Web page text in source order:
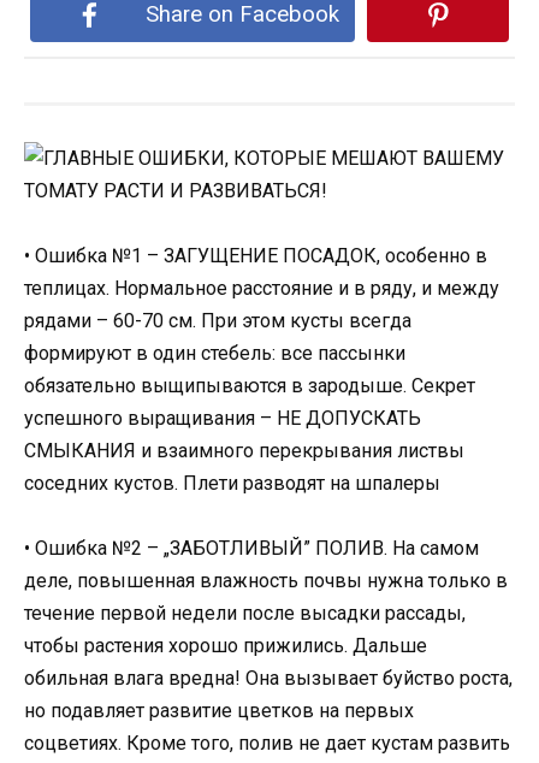
Share on Facebook
• Ошибка №1 – ЗАГУЩЕНИЕ ПОСАДОК, особенно в
теплицах. Нормальное расстояние и в ряду, и между
рядами – 60-70 см. При этом кусты всегда
формируют в один стебель: все пассынки
обязательно выщипываются в зародыше. Секрет
успешного выращивания – НЕ ДОПУСКАТЬ
СМЫКАНИЯ и взаимного перекрывания листвы
соседних кустов. Плети разводят на шпалеры
• Ошибка №2 – „ЗАБОТЛИВЫЙ” ПОЛИВ. На самом
деле, повышенная влажность почвы нужна только в
течение первой недели после высадки рассады,
чтобы растения хорошо прижились. Дальше
обильная влага вредна! Она вызывает буйство роста,
но подавляет развитие цветков на первых
соцветиях. Кроме того, полив не дает кустам развить